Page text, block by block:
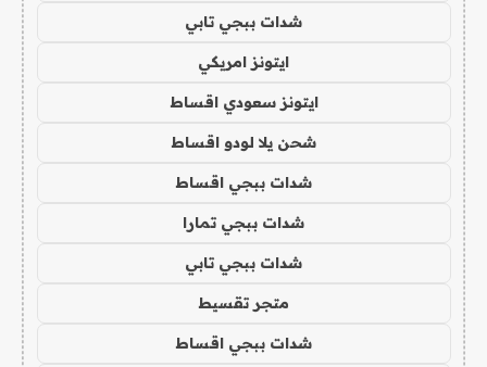
شدات ببجي تابي
ايتونز امريكي
ايتونز سعودي اقساط
شحن يلا لودو اقساط
شدات ببجي اقساط
شدات ببجي تمارا
شدات ببجي تابي
متجر تقسيط
شدات ببجي اقساط